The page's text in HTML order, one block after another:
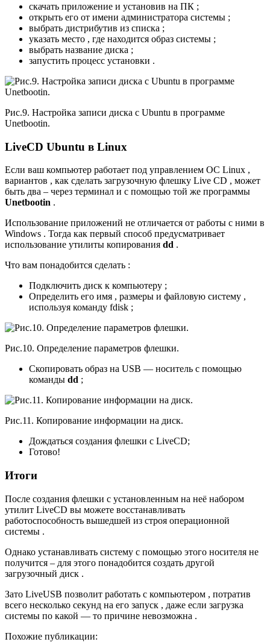
скачать приложение и установив на ПК ;
открыть его от имени администратора системы ;
выбрать дистрибутив из списка ;
указать место , где находится образ системы ;
выбрать название диска ;
запустить процесс установки .
Рис.9. Настройка записи диска с Ubuntu в программе
Unetbootin.
LiveCD Ubuntu в Linux
Если ваш компьютер работает под управлением ОС Linux ,
вариантов , как сделать загрузочную флешку Live CD , может
быть два – через терминал и с помощью той же программы
Unetbootin .
Использование приложений не отличается от работы с ними в
Windows . Тогда как первый способ предусматривает
использование утилиты копирования dd .
Что вам понадобится сделать :
Подключить диск к компьютеру ;
Определить его имя , размеры и файловую систему ,
используя команду fdisk ;
Рис.10. Определение параметров флешки.
Скопировать образ на USB — носитель с помощью
команды dd ;
Рис.11. Копирование информации на диск.
Дождаться создания флешки с LiveCD;
Готово!
Итоги
После создания флешки с установленным на неё набором
утилит LiveCD вы можете восстанавливать
работоспособность вышедшей из строя операционной
системы .
Однако устанавливать систему с помощью этого носителя не
получится – для этого понадобится создать другой
загрузочный диск .
Зато LiveUSB позволит работать с компьютером , потратив
всего несколько секунд на его запуск , даже если загрузка
системы по какой — то причине невозможна .
Похожие публикации: